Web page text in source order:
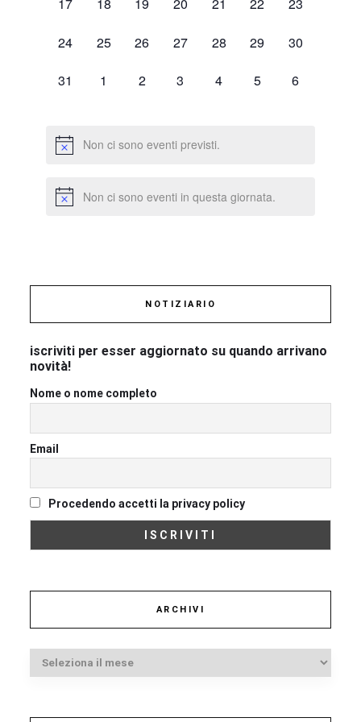
17 18 19 20 21 22 23
0
24
0
25
0
26
0
27
0
28
0
29
0
30
0
31
0
1
0
2
0
3
0
4
0
5
0
6
Non ci sono eventi previsti.
Non ci sono eventi in questa giornata.
NOTIZIARIO
iscriviti per esser aggiornato su quando arrivano
novità!
Nome o nome completo
Email
Procedendo accetti la privacy policy
ARCHIVI
Archivi